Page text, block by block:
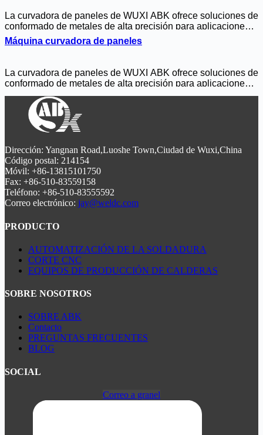
La curvadora de paneles de WUXI ABK ofrece soluciones de
conformado de metales de alta precisión para aplicaciones
industriales. Disponible tanto en configuración
servoaccionada como hidráulica, manipula tubos de hasta
paredes de calderas, construcción naval y fachadas
arquitectónicas, la máquina se ajusta sin herramientas,
funciona con eficiencia energética y admite el curvado de
aleaciones personalizadas, como Inconel y titanio, para
requisitos de fabricación especializados.
Máquina curvadora de paneles
La curvadora de paneles de WUXI ABK ofrece soluciones de
conformado de metales de alta precisión para aplicaciones
industriales. Disponible tanto en configuración
servoaccionada como hidráulica, manipula tubos de hasta
Ø89 mm con espesores de pared de hasta 8 mm. Ideal para
paredes de calderas, construcción naval y fachadas
funciona con eficiencia energética y admite el curvado de
aleaciones personalizadas, como Inconel y titanio, para
requisitos de fabricación especializados.
Dirección: Yangnan Road,Luoshe Town,Ciudad de Wuxi,China
Código postal: 214154
Móvil: +86-13815101750
Fax: +86-510-83559158
Teléfono: +86-510-83555592
Correo electrónico: jay@weldc.com
PRODUCTO
AUTOMATIZACIÓN DE LA SOLDADURA
CORTE CNC
EQUIPOS DE PRODUCCIÓN DE CALDERAS
SOBRE NOSOTROS
SOBRE ABK
Contacto
PREGUNTAS FRECUENTES
BLOG
SOCIAL
Correo a granel